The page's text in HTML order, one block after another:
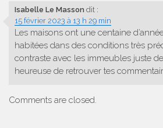
Isabelle Le Masson dit :
15 février 2023 à 13 h 29 min
Les maisons ont une centaine
habitées dans des conditions très
contraste avec les immeubles juste
heureuse de retrouver tes
Comments are closed.